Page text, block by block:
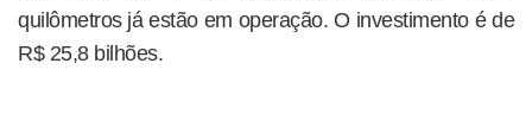
quilômetros já estão em operação. O investimento é de
R$ 25,8 bilhões.